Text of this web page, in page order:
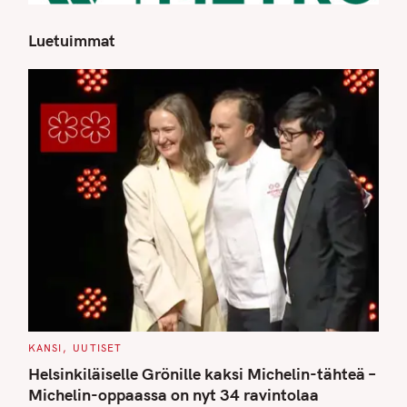
Luetuimmat
C
T
E
G
O
KANSI UUTISET
Helsinkiläiselle Grönille kaksi Michelin-tähteä –
Michelin-oppaassa on nyt 34 ravintolaa
S
e
a